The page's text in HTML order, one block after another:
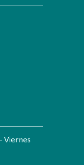
Viernes